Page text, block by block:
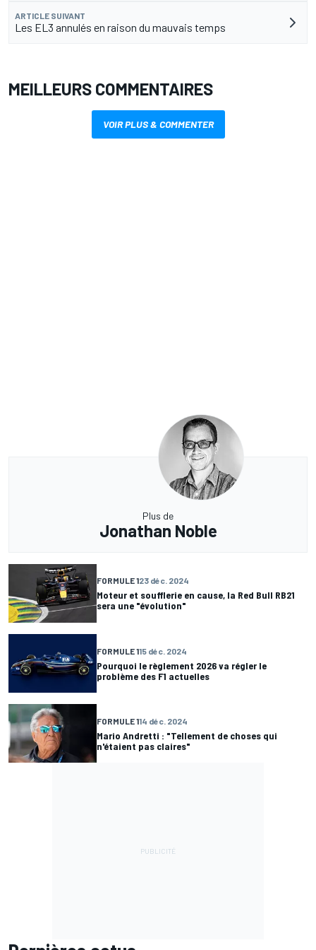
ARTICLE SUIVANT
Les EL3 annulés en raison du mauvais temps
MEILLEURS COMMENTAIRES
VOIR PLUS & COMMENTER
Plus de
Jonathan Noble
FORMULE 123 déc. 2024
Moteur et soufflerie en cause, la Red Bull RB21
sera une "évolution"
FORMULE 115 déc. 2024
Pourquoi le règlement 2026 va régler le
problème des F1 actuelles
FORMULE 114 déc. 2024
Mario Andretti : "Tellement de choses qui
n'étaient pas claires"